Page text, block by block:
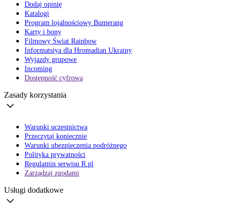
Dodaj opinię
Katalogi
Program lojalnościowy Bumerang
Karty i bony
Filmowy Świat Rainbow
Informatsiya dla Hromadian Ukrainy
Wyjazdy grupowe
Incoming
Dostępność cyfrowa
Zasady korzystania
Warunki uczestnictwa
Przeczytaj koniecznie
Warunki ubezpieczenia podróżnego
Polityka prywatności
Regulamin serwisu R.pl
Zarządzaj zgodami
Usługi dodatkowe